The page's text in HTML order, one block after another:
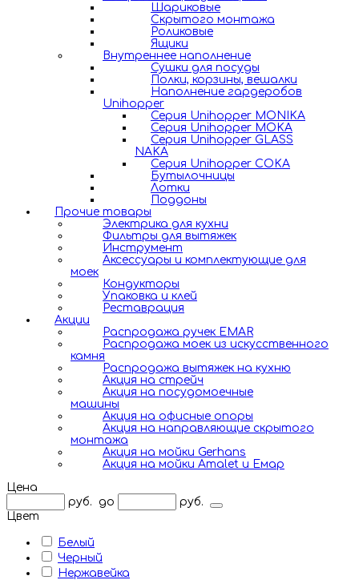
Шариковые
Скрытого монтажа
Роликовые
Ящики
Внутреннее наполнение
Сушки для посуды
Полки, корзины, вешалки
Наполнение гардеробов
Unihopper
Серия Unihopper MONIKA
Серия Unihopper MOKA
Серия Unihopper GLASS
NAKA
Серия Unihopper COKA
Бутылочницы
Лотки
Поддоны
Прочие товары
Электрика для кухни
Фильтры для вытяжек
Инструмент
Аксессуары и комплектующие для
моек
Кондукторы
Упаковка и клей
Реставрация
Акции
Распродажа ручек EMAR
Распродажа моек из искусственного
камня
Распродажа вытяжек на кухню
Акция на стрейч
Акция на посудомоечные
машины
Акция на офисные опоры
Акция на направляющие скрытого
монтажа
Акция на мойки Gerhans
Акция на мойки Amalet и Емар
Цена
руб.
до
руб.
Цвет
Белый
Черный
Нержавейка